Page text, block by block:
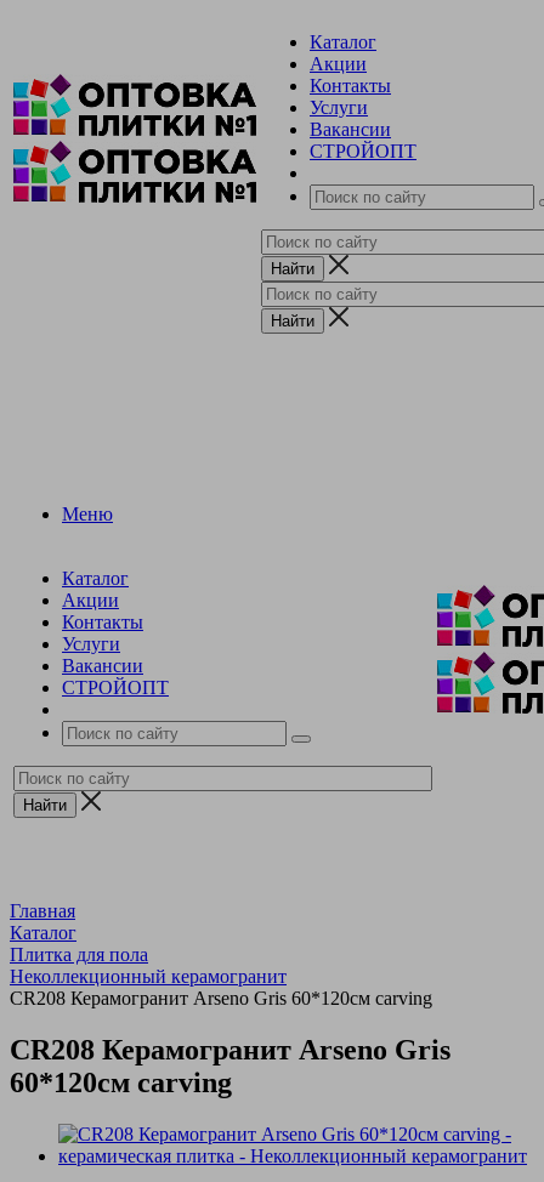
Каталог
Акции
Контакты
Услуги
Вакансии
СТРОЙОПТ
Меню
Каталог
Акции
Контакты
Услуги
Вакансии
СТРОЙОПТ
Главная
Каталог
Плитка для пола
Неколлекционный керамогранит
CR208 Керамогранит Arseno Gris 60*120см carving
CR208 Керамогранит Arseno Gris
60*120см carving